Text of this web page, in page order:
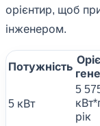
орієнтир, щоб
інженером.
Потужність
5 кВт
5
рік